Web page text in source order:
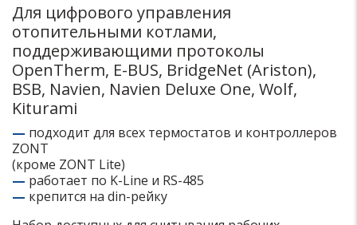
Для цифрового управления
отопительными котлами,
поддерживающими протоколы
OpenTherm, E-BUS, BridgeNet (Ariston),
BSB, Navien, Navien Deluxe One, Wolf,
Kiturami
— подходит для всех термостатов и контроллеров
ZONT
(кроме ZONT Lite)
— работает по K-Line и RS-485
— крепится на din-рейку